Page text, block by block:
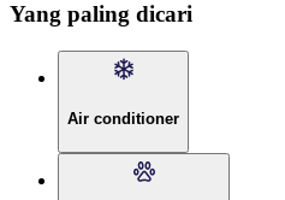
Yang paling dicari
Air conditioner